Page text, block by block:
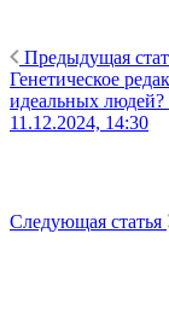
Предыдущая
Генетическое
идеальных
11.12.2024, 14:30
Следующая статья